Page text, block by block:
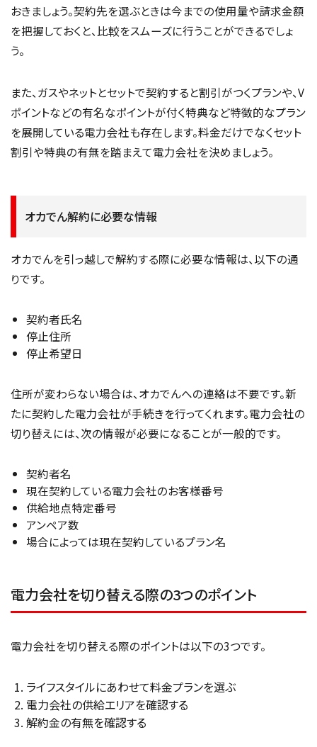
おきましょう。契約先を選ぶときは今までの使用量や請求金額
を把握しておくと、比較をスムーズに行うことができるでしょ
う。
また、ガスやネットとセットで契約すると割引がつくプランや、V
ポイントなどの有名なポイントが付く特典など特徴的なプラン
を展開している電力会社も存在します。料金だけでなくセット
割引や特典の有無を踏まえて電力会社を決めましょう。
オカでん解約に必要な情報
オカでんを引っ越しで解約する際に必要な情報は、以下の通
りです。
契約者氏名
停止住所
停止希望日
住所が変わらない場合は、オカでんへの連絡は不要です。新
たに契約した電力会社が手続きを行ってくれます。電力会社の
切り替えには、次の情報が必要になることが一般的です。
契約者名
現在契約している電力会社のお客様番号
供給地点特定番号
アンペア数
場合によっては現在契約しているプラン名
電力会社を切り替える際の3つのポイント
電力会社を切り替える際のポイントは以下の3つです。
ライフスタイルにあわせて料金プランを選ぶ
電力会社の供給エリアを確認する
解約金の有無を確認する